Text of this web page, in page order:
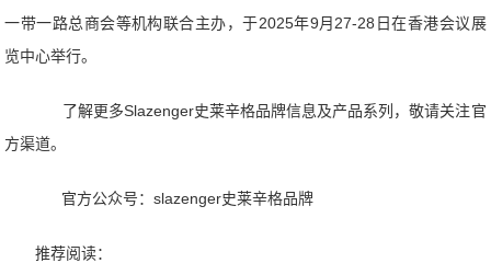
一带一路总商会等机构联合主办，于2025年9月27-28日在香港会议展
览中心举行。
了解更多Slazenger史莱辛格品牌信息及产品系列，敬请关注官
方渠道。
官方公众号：slazenger史莱辛格品牌
推荐阅读：